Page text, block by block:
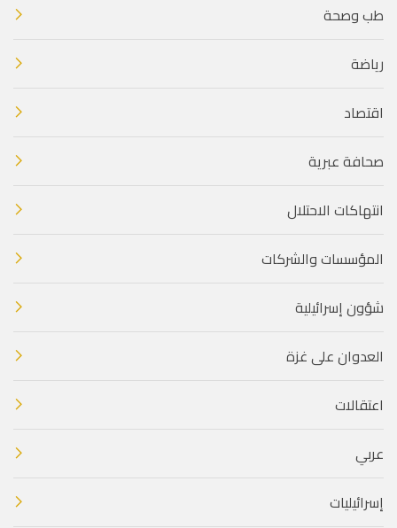
طب وصحة
رياضة
اقتصاد
صحافة عبرية
انتهاكات الاحتلال
المؤسسات والشركات
شؤون إسرائيلية
العدوان على غزة
اعتقالات
عربي
إسرائيليات